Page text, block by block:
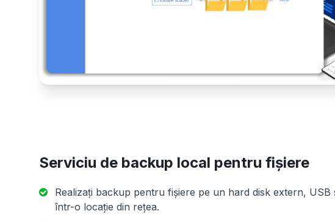
Serviciu de backup local pentru fișiere
Realizați backup pentru fișiere pe un hard disk extern, USB
într-o locație din rețea.